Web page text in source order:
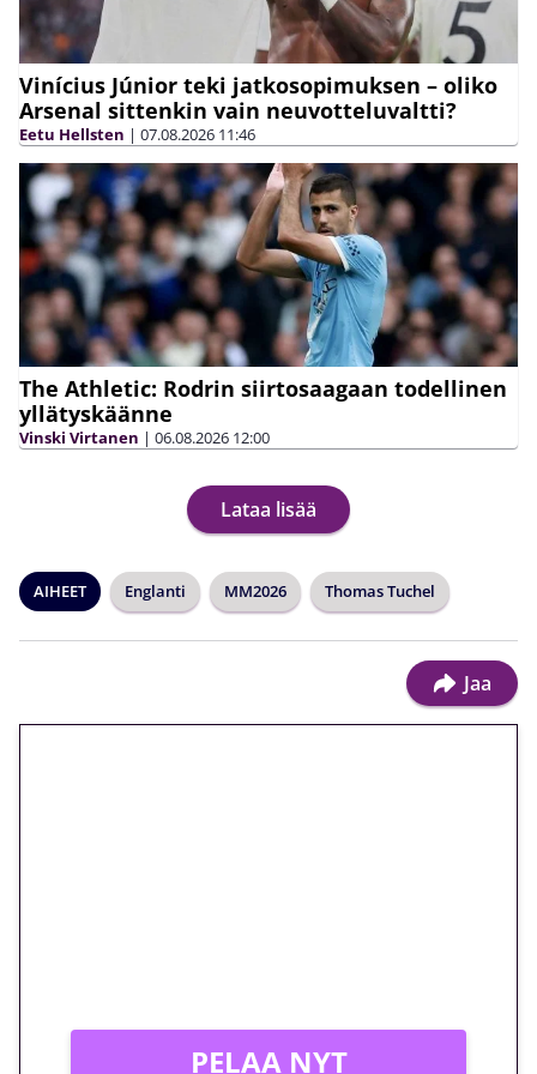
Vinícius Júnior teki jatkosopimuksen – oliko
Arsenal sittenkin vain neuvotteluvaltti?
Eetu Hellsten | 07.08.2026 11:46
The Athletic: Rodrin siirtosaagaan todellinen
yllätyskäänne
Vinski Virtanen | 06.08.2026 12:00
Lataa lisää
AIHEET Englanti MM2026 Thomas Tuchel
Jaa
PELAA NYT